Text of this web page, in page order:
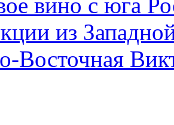
из
Восточная